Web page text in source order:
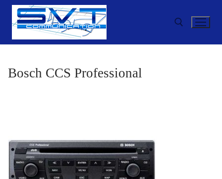
Aller
contenu
Bosch CCS Professional